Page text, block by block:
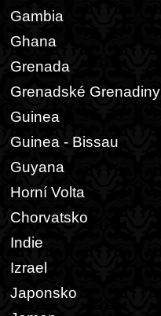
Gambia
Ghana
Grenada
Grenadské Grenadiny
Guinea
Guinea - Bissau
Guyana
Horní Volta
Chorvatsko
Indie
Izrael
Japonsko